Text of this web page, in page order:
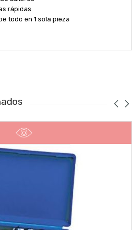
rápidas
todo en 1 sola pieza